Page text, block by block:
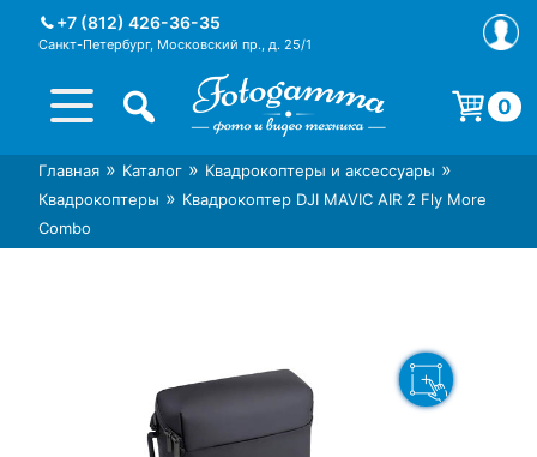
+7 (812) 426-36-35
Санкт-Петербург, Московский пр., д. 25/1
Интернет-магазин фототехники
Foto-Gamma в СПб
Магазин фотоаксессуаров foto-
gamma.ru
0
Корзина пуста.
Главная » Каталог » Квадрокоптеры и аксессуары »
Квадрокоптеры » Квадрокоптер DJI MAVIC AIR 2 Fly More
Combo